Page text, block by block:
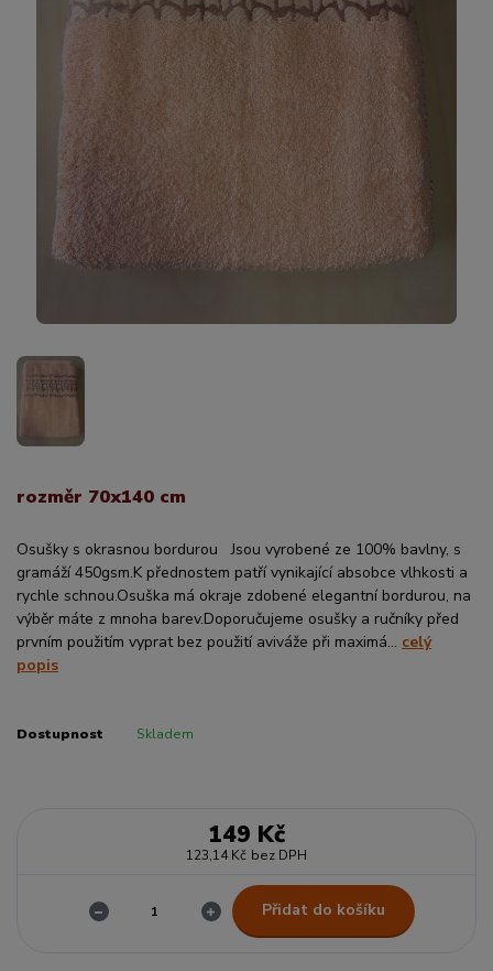
rozměr 70x140 cm
Osušky s okrasnou bordurou Jsou vyrobené ze 100% bavlny, s
gramáží 450gsm.K přednostem patří vynikající absobce vlhkosti a
rychle schnou.Osuška má okraje zdobené elegantní bordurou, na
výběr máte z mnoha barev.Doporučujeme osušky a ručníky před
prvním použitím vyprat bez použití aviváže při maximá... celý
popis
Dostupnost Skladem
149 Kč
123,14 Kč bez DPH
Přidat do košíku